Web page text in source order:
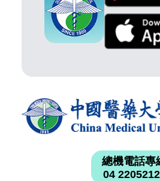
總機電話專
04